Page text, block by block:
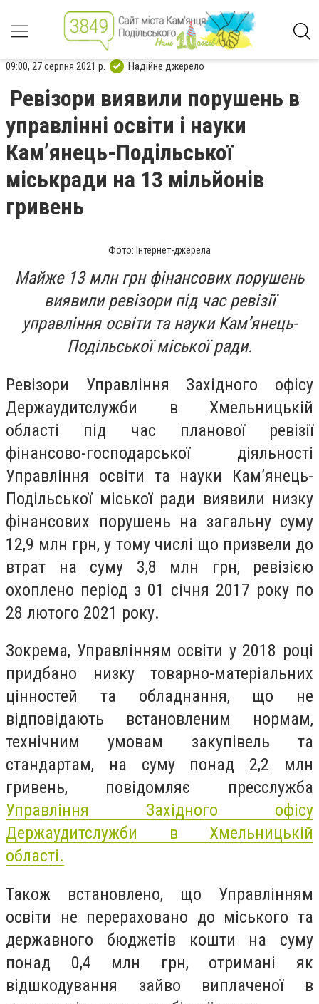
09:00, 27 серпня 2021 р. Надійне джерело
Ревізори виявили порушень в
управлінні освіти і науки
Кам’янець-Подільської
міськради на 13 мільйонів
гривень
Фото: Інтернет-джерела
Майже 13 млн грн фінансових порушень
виявили ревізори під час ревізії
управління освіти та науки Кам’янець-
Подільської міської ради.
Ревізори Управління Західного офісу
Держаудитслужби в Хмельницькій
області під час планової ревізії
фінансово-господарської діяльності
Управління освіти та науки Кам’янець-
Подільської міської ради виявили низку
фінансових порушень на загальну суму
12,9 млн грн, у тому числі що призвели до
втрат на суму 3,8 млн грн, ревізією
охоплено період з 01 січня 2017 року по
28 лютого 2021 року.
Зокрема, Управлінням освіти у 2018 році
придбано низку товарно-матеріальних
цінностей та обладнання, що не
відповідають встановленим нормам,
технічним умовам закупівель та
стандартам, на суму понад 2,2 млн
гривень, повідомляє пресслужба
Управління Західного офісу
Держаудитслужби в Хмельницькій
області.
Також встановлено, що Управлінням
освіти не перераховано до міського та
державного бюджетів кошти на суму
понад 0,4 млн грн, отримані як
відшкодування зайво виплаченої в